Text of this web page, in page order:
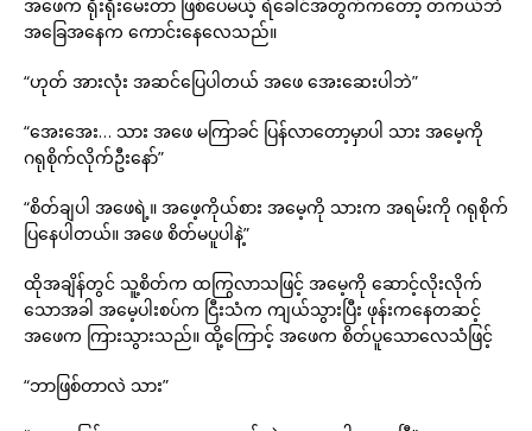
အဖေက ရိုးရိုးမေးတာ ဖြစ်ပေမယ့် ရဲခေါင်အတွက်ကတော့ တကယ်ဘဲ
အခြေအနေက ကောင်းနေလေသည်။
“ဟုတ် အားလုံး အဆင်ပြေပါတယ် အဖေ အေးဆေးပါဘဲ”
“အေးအေး… သား အဖေ မကြာခင် ပြန်လာတော့မှာပါ သား အမေ့ကို
ဂရုစိုက်လိုက်ဦးနော်”
“စိတ်ချပါ အဖေရဲ့။ အဖေ့ကိုယ်စား အမေ့ကို သားက အရမ်းကို ဂရုစိုက်
ပြနေပါတယ်။ အဖေ စိတ်မပူပါနဲ့”
ထိုအချိန်တွင် သူ့စိတ်က ထကြွလာသဖြင့် အမေ့ကို ဆောင့်လိုးလိုက်
သောအခါ အမေ့ပါးစပ်က ငြီးသံက ကျယ်သွားပြီး ဖုန်းကနေတဆင့်
အဖေက ကြားသွားသည်။ ထို့ကြောင့် အဖေက စိတ်ပူသောလေသံဖြင့်
“ဘာဖြစ်တာလဲ သား”